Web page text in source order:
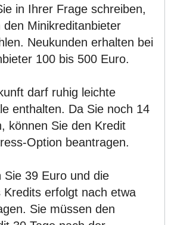
in Ihrer Frage schreiben,
Minikreditanbieter
Neukunden erhalten bei
100 bis 500 Euro.
darf ruhig leichte
enthalten. Da Sie noch 14
können Sie den Kredit
Option beantragen.
Sie 39 Euro und die
Kredits erfolgt nach etwa
Sie müssen den